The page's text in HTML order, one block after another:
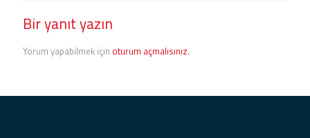
Bir yanıt yazın
Yorum yapabilmek için oturum açmalısınız.